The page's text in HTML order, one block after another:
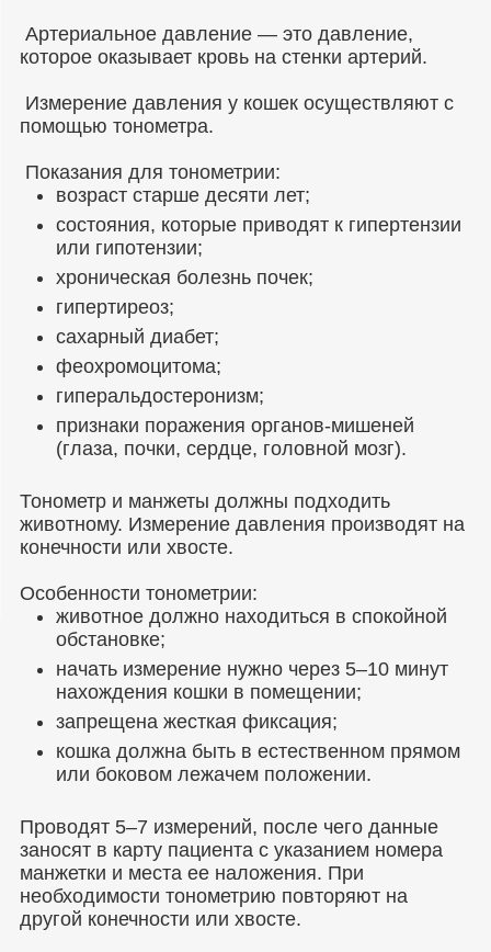
Артериальное давление ― это давление,
которое оказывает кровь на стенки артерий.
Измерение давления у кошек осуществляют с
помощью тонометра.
Показания для тонометрии:
возраст старше десяти лет;
состояния, которые приводят к гипертензии
или гипотензии;
хроническая болезнь почек;
гипертиреоз;
сахарный диабет;
феохромоцитома;
гиперальдостеронизм;
признаки поражения органов-мишеней
(глаза, почки, сердце, головной мозг).
Тонометр и манжеты должны подходить
животному. Измерение давления производят на
конечности или хвосте.
Особенности тонометрии:
животное должно находиться в спокойной
обстановке;
начать измерение нужно через 5–10 минут
нахождения кошки в помещении;
запрещена жесткая фиксация;
кошка должна быть в естественном прямом
или боковом лежачем положении.
Проводят 5–7 измерений, после чего данные
заносят в карту пациента с указанием номера
манжетки и места ее наложения. При
необходимости тонометрию повторяют на
другой конечности или хвосте.